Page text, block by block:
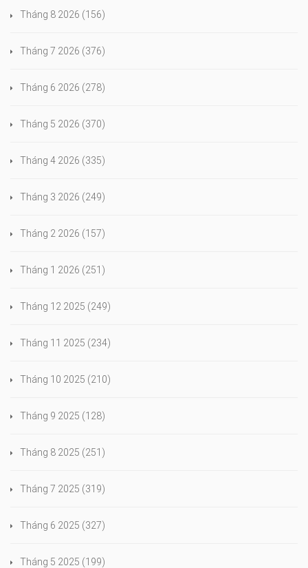
Tháng 8 2026 (156)
Tháng 7 2026 (376)
Tháng 6 2026 (278)
Tháng 5 2026 (370)
Tháng 4 2026 (335)
Tháng 3 2026 (249)
Tháng 2 2026 (157)
Tháng 1 2026 (251)
Tháng 12 2025 (249)
Tháng 11 2025 (234)
Tháng 10 2025 (210)
Tháng 9 2025 (128)
Tháng 8 2025 (251)
Tháng 7 2025 (319)
Tháng 6 2025 (327)
Tháng 5 2025 (199)